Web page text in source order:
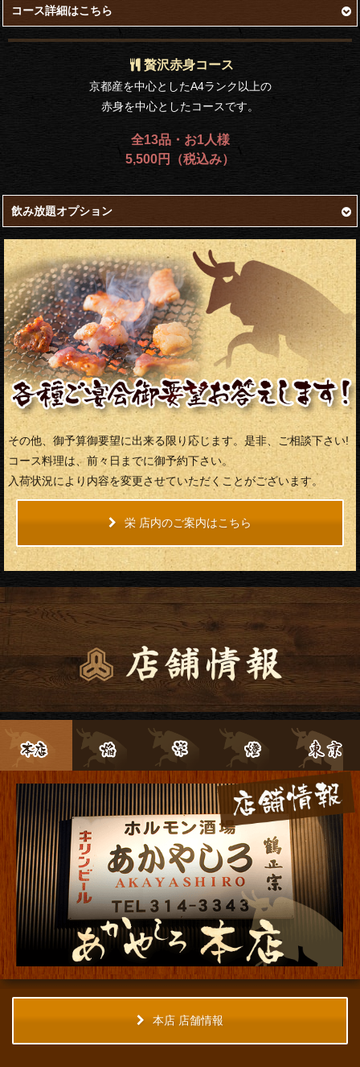
コース詳細はこちら
贅沢赤身コース
京都産を中心としたA4ランク以上の
赤身を中心としたコースです。
全13品・お1人様
5,500円（税込み）
飲み放題オプション
その他、御予算御要望に出来る限り応じます。是非、ご相談下さい!
コース料理は、前々日までに御予約下さい。
入荷状況により内容を変更させていただくことがございます。
栄 店内のご案内はこちら
本店 店舗情報